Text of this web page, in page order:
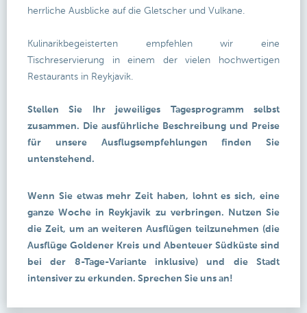
herrliche Ausblicke auf die Gletscher und Vulkane.
Kulinarikbegeisterten empfehlen wir eine
Tischreservierung in einem der vielen hochwertigen
Restaurants in Reykjavik.
Stellen Sie Ihr jeweiliges Tagesprogramm selbst
zusammen. Die ausführliche Beschreibung und Preise
für unsere Ausflugsempfehlungen finden Sie
untenstehend.
Wenn Sie etwas mehr Zeit haben, lohnt es sich, eine
ganze Woche in Reykjavik zu verbringen. Nutzen Sie
die Zeit, um an weiteren Ausflügen teilzunehmen (die
Ausflüge Goldener Kreis und Abenteuer Südküste sind
bei der 8-Tage-Variante inklusive) und die Stadt
intensiver zu erkunden. Sprechen Sie uns an!